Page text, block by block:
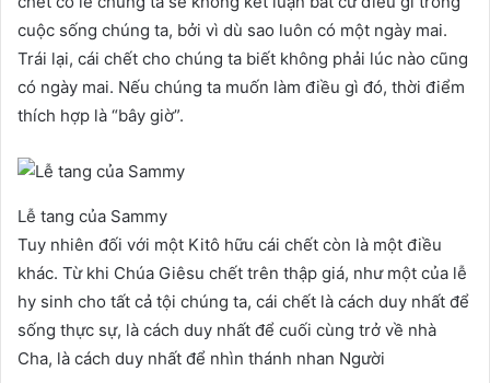
cuộc sống chúng ta, bởi vì dù sao luôn có một ngày mai.
Trái lại, cái chết cho chúng ta biết không phải lúc nào cũng
có ngày mai. Nếu chúng ta muốn làm điều gì đó, thời điểm
thích hợp là “bây giờ”.
Lễ tang của Sammy
Tuy nhiên đối với một Kitô hữu cái chết còn là một điều
khác. Từ khi Chúa Giêsu chết trên thập giá, như một của lễ
hy sinh cho tất cả tội chúng ta, cái chết là cách duy nhất để
sống thực sự, là cách duy nhất để cuối cùng trở về nhà
Cha, là cách duy nhất để nhìn thánh nhan Người